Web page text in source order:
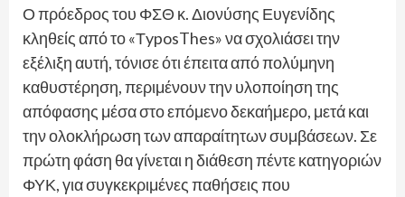
Ο πρόεδρος του ΦΣΘ κ. Διονύσης Ευγενίδης
κληθείς από το «ΤyposThes» να σχολιάσει την
εξέλιξη αυτή, τόνισε ότι έπειτα από πολύμηνη
καθυστέρηση, περιμένουν την υλοποίηση της
απόφασης μέσα στο επόμενο δεκαήμερο, μετά και
την ολοκλήρωση των απαραίτητων συμβάσεων. Σε
πρώτη φάση θα γίνεται η διάθεση πέντε κατηγοριών
ΦΥΚ, για συγκεκριμένες παθήσεις που